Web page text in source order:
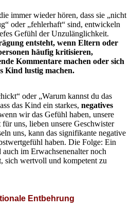
immer wieder hören, dass sie „nicht
oder „fehlerhaft“ sind, entwickeln
Gefühl der Unzulänglichkeit.
entsteht, wenn Eltern oder
häufig kritisieren,
Kommentare machen oder sich
Kind lustig machen.
oder „Warum kannst du das
das Kind ein starkes, negatives
wir das Gefühl haben, unsere
uns, lieben unsere Geschwister
uns, kann das signifikante negative
haben. Die Folge: Ein
im Erwachsenenalter noch
sich wertvoll und kompetent zu
Entbehrung